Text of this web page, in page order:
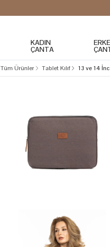
KADIN
ÇANTA
Tüm Ürünler Tablet Kılıf 13 ve 14